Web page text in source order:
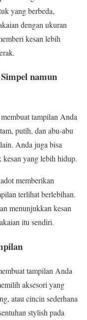
yang berbeda,
dengan ukuran
kesan lebih
namun
tampilan Anda
putih, dan abu-abu
Anda juga bisa
kesan yang lebih hidup.
memberikan
terlihat berlebihan.
menunjukkan kesan
itu sendiri.
tampilan Anda
aksesori yang
atau cincin sederhana
stylish pada